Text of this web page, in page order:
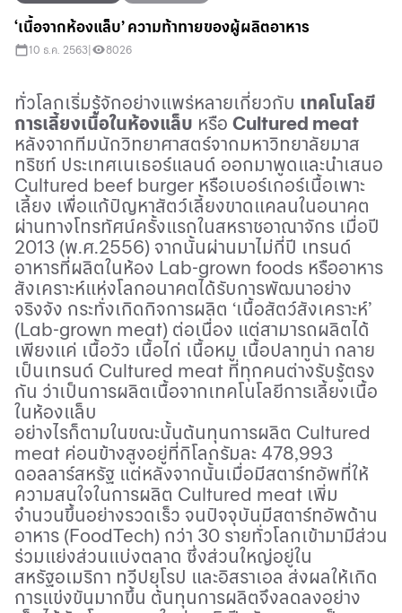
‘เนื้อจากห้องแล็บ’ ความท้าทายของผู้ผลิตอาหาร
10 ธ.ค. 2563 8026
ทั่วโลกเริ่มรู้จักอย่างแพร่หลายเกี่ยวกับ เทคโนโลยี
การเลี้ยงเนื้อในห้องแล็บ หรือ Cultured meat
หลังจากทีมนักวิทยาศาสตร์จากมหาวิทยาลัยมาส
ทริชท์ ประเทศเนเธอร์แลนด์ ออกมาพูดและนำเสนอ
Cultured beef burger หรือเบอร์เกอร์เนื้อเพาะ
เลี้ยง เพื่อแก้ปัญหาสัตว์เลี้ยงขาดแคลนในอนาคต
ผ่านทางโทรทัศน์ครั้งแรกในสหราชอาณาจักร เมื่อปี
2013 (พ.ศ.2556) จากนั้นผ่านมาไม่กี่ปี เทรนด์
อาหารที่ผลิตในห้อง Lab-grown foods หรืออาหาร
สังเคราะห์แห่งโลกอนาคตได้รับการพัฒนาอย่าง
จริงจัง กระทั่งเกิดกิจการผลิต ‘เนื้อสัตว์สังเคราะห์’
(Lab-grown meat) ต่อเนื่อง แต่สามารถผลิตได้
เพียงแค่ เนื้อวัว เนื้อไก่ เนื้อหมู เนื้อปลาทูน่า กลาย
เป็นเทรนด์ Cultured meat ที่ทุกคนต่างรับรู้ตรง
กัน ว่าเป็นการผลิตเนื้อจากเทคโนโลยีการเลี้ยงเนื้อ
ในห้องแล็บ
อย่างไรก็ตามในขณะนั้นต้นทุนการผลิต Cultured
meat ค่อนข้างสูงอยู่ที่กิโลกรัมละ 478,993
ดอลลาร์สหรัฐ แต่หลังจากนั้นเมื่อมีสตาร์ทอัพที่ให้
ความสนใจในการผลิต Cultured meat เพิ่ม
จำนวนขึ้นอย่างรวดเร็ว จนปัจจุบันมีสตาร์ทอัพด้าน
อาหาร (FoodTech) กว่า 30 รายทั่วโลกเข้ามามีส่วน
ร่วมแย่งส่วนแบ่งตลาด ซึ่งส่วนใหญ่อยู่ใน
สหรัฐอเมริกา ทวีปยุโรป และอิสราเอล ส่งผลให้เกิด
การแข่งขันมากขึ้น ต้นทุนการผลิตจึงลดลงอย่าง